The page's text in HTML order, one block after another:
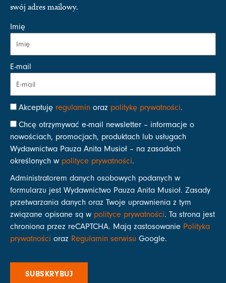
swój adres mailowy.
Imię
E-mail
Akceptuję regulamin oraz politykę prywatności.
Chcę otrzymywać e-mail newsletter – informacje o
nowościach, promocjach, produktach lub usługach
Wydawnictwa Pauza Anita Musioł – na zasadach
określonych w polityce prywatności.
Administratorem danych osobowych podanych w
formularzu jest Wydawnictwo Pauza Anita Musioł. Zasady
przetwarzania danych oraz Twoje uprawnienia z tym
związane opisane są w polityce prywatności. Ta strona jest
chroniona przez reCAPTCHA. Mają zastosowanie Polityka
prywatności oraz Regulamin serwisu Google.
SUBSKRYBUJ